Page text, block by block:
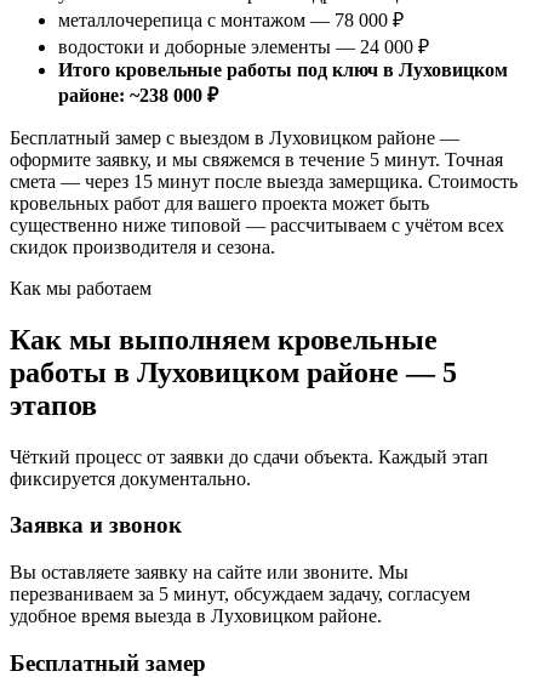
металлочерепица с монтажом — 78 000 ₽
водостоки и доборные элементы — 24 000 ₽
Итого кровельные работы под ключ в Луховицком
районе: ~238 000 ₽
Бесплатный замер с выездом в Луховицком районе —
оформите заявку, и мы свяжемся в течение 5 минут. Точная
смета — через 15 минут после выезда замерщика. Стоимость
кровельных работ для вашего проекта может быть
существенно ниже типовой — рассчитываем с учётом всех
скидок производителя и сезона.
Как мы работаем
Как мы выполняем кровельные
работы в Луховицком районе — 5
этапов
Чёткий процесс от заявки до сдачи объекта. Каждый этап
фиксируется документально.
Заявка и звонок
Вы оставляете заявку на сайте или звоните. Мы
перезваниваем за 5 минут, обсуждаем задачу, согласуем
удобное время выезда в Луховицком районе.
Бесплатный замер